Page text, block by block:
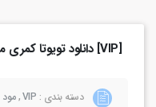
[VIP] دانلود تویوتا کمری مدل xse 2025 برای فایوام
دسته بندی : VIP
,مود